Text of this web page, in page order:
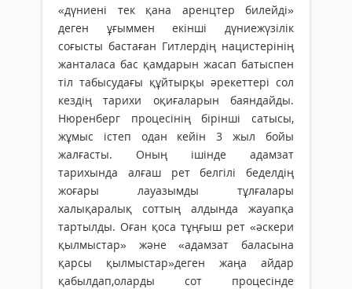
«дүниені тек қана аренцтер билейді»
деген ұғыммен екінші дүниежүзілік
соғысты бастаған Гитлердің нацистерінің
жанталаса бас қамдарын жасап батыспен
тіл табысудағы құйтырқы әрекеттері сол
кездің тарихи оқиғаларын баяндайды.
Нюренберг процесінің бірінші сатысы,
жұмыс істеп одан кейін 3 жыл бойы
жалғасты. Оның ішінде адамзат
тарихында алғаш рет белгілі беделдің
жоғары лауазымды тұлғалары
халықаралық соттың алдында жауапқа
тартылды. Оған қоса тұңғыш рет «әскери
қылмыстар» және «адамзат баласына
қарсы қылмыстар»деген жаңа айдар
қабылдап,оларды сот процесінде